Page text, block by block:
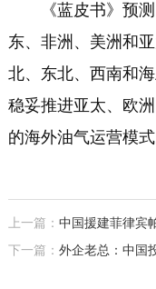
《蓝皮书》预
东、非洲、美洲和
北、东北、西南和
稳妥推进亚太、欧
的海外油气运营模式
上一篇： 中国援建菲律宾
下一篇： 外企老总：中国